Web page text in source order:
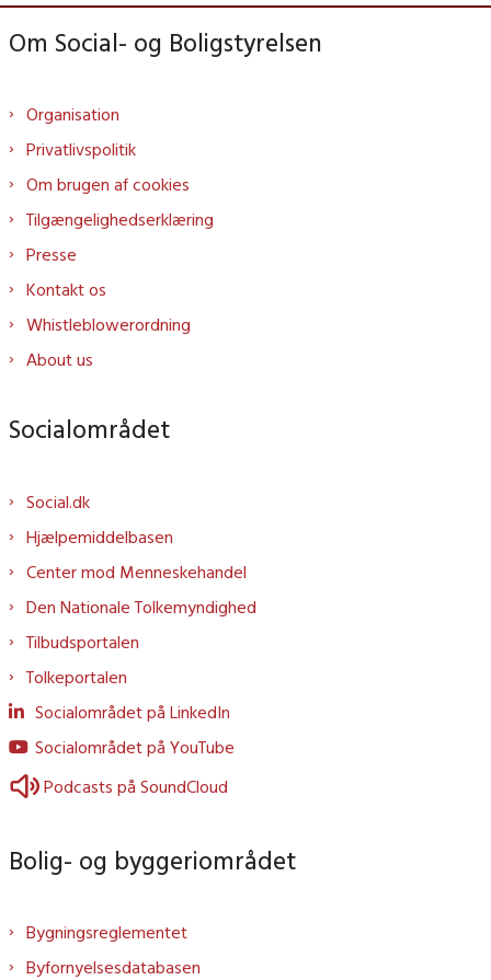
Om Social- og Boligstyrelsen
Organisation
Privatlivspolitik
Om brugen af cookies
Tilgængelighedserklæring
Presse
Kontakt os
Whistleblowerordning
About us
Socialområdet
Social.dk
Hjælpemiddelbasen
Center mod Menneskehandel
Den Nationale Tolkemyndighed
Tilbudsportalen
Tolkeportalen
Socialområdet på LinkedIn
Socialområdet på YouTube
Podcasts på SoundCloud
Bolig- og byggeriområdet
Bygningsreglementet
Byfornyelsesdatabasen